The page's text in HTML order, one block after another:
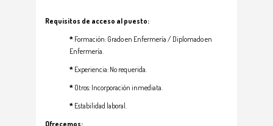
Requisitos de acceso al puesto:
* Formación: Grado en Enfermería / Diplomado en
Enfermería.
* Experiencia: No requerida.
* Otros: Incorporación inmediata.
* Estabilidad laboral.
Ofrecemos: